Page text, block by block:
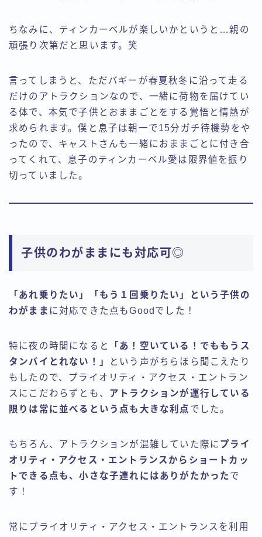
ちなみに、ティンカーベルが楽しいかというと…親の
頑張り次第だと思います。笑
言ってしまうと、ただバギーが春夏秋冬に沿って走る
だけのアトラクションなので、一緒に荷物を届けてい
る体で、本気で子供とおままごとをする覚悟と情熱が
求められます。僕と息子は朝一で15分ガチ待機勢をや
ったので、キャストさんも一緒におままごとに付き合
ってくれて、息子のティンカーベル愛は限界値を振り
切っていました。
子供のわがままにも対応可◎
「あれ乗りたい」「もう１回乗りたい」という子供の
わがまま に対応できた点もGoodでした！
特に夜の時間になると
「あ！空いている！でももうス
タンバイとれない！」
という声がちらほら聞こえたり
もしたので、プライオリティ・アクセス・エントラン
スにこだわらずとも、 アトラクションが運行している
限りは常に並べるという点も大きな利点 でした。
もちろん、アトラクションが混雑していた際に プライ
オリティ・アクセス・エントランスからショートカッ
トできる点も、小さな子連れにはありがたかった で
す！
常にプライオリティ・アクセス・エントランスを利用